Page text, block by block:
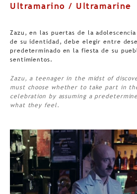
Ultramarino / Ultramarine
Zazu, en las puertas de la
de su identidad, debe elegir entre
predeterminado en la fiesta de su
sentimientos.
Zazu, a teenager in the midst of
must choose whether to take part in
celebration by assuming a
what they feel.